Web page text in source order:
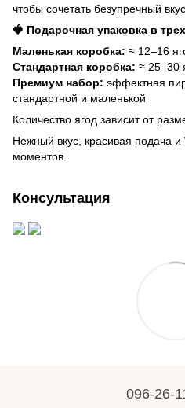
чтобы сочетать безупречный вкус
🍓 Подарочная упаковка в
Маленькая коробка: ≈ 12–16
Стандартная коробка: ≈ 25–30
Премиум набор: эффектная
стандартной и маленькой
Количество ягод зависит от
Нежный вкус, красивая подача
моментов.
Консультация
096-26-